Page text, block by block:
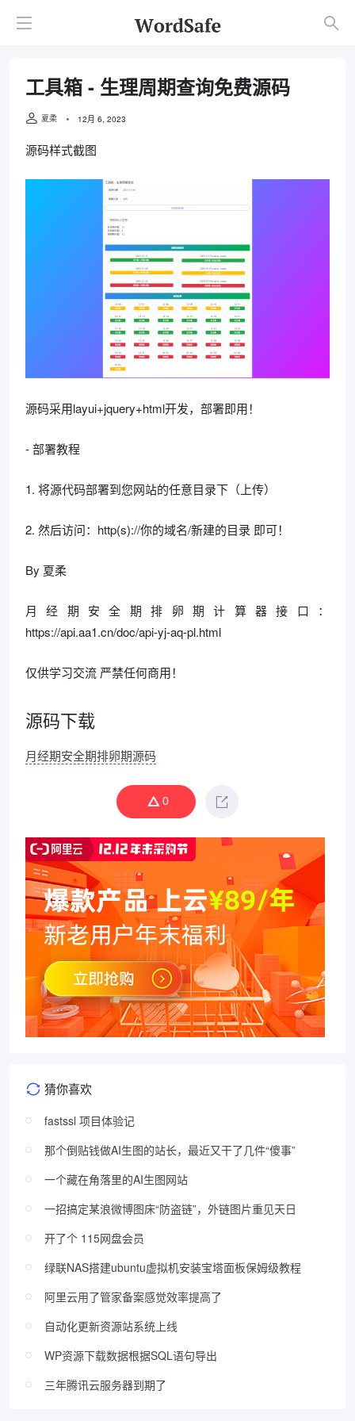
工具箱 - 生理周期查询免费源码
夏柔 12月 6, 2023
源码样式截图
源码采用layui+jquery+html开发，部署即用！
- 部署教程
1. 将源代码部署到您网站的任意目录下（上传）
2. 然后访问：http(s)://你的域名/新建的目录 即可！
By 夏柔
月经期安全期排卵期计算器接口：
https://api.aa1.cn/doc/api-yj-aq-pl.html
仅供学习交流 严禁任何商用！
源码下载
月经期安全期排卵期源码
0
猜你喜欢
fastssl 项目体验记
那个倒贴钱做AI生图的站长，最近又干了几件“傻事”
一个藏在角落里的AI生图网站
一招搞定某浪微博图床“防盗链”，外链图片重见天日
开了个 115网盘会员
绿联NAS搭建ubuntu虚拟机安装宝塔面板保姆级教程
阿里云用了管家备案感觉效率提高了
自动化更新资源站系统上线
WP资源下载数据根据SQL语句导出
三年腾讯云服务器到期了